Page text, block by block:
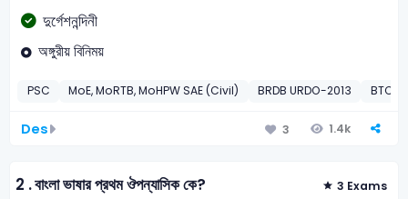
দুর্গেশনন্দিনী
অঙ্গুরীয় বিনিময়
PSC MoE, MoRTB, MoHPW SAE (Civil) BRDB URDO-2013 BTCL
Des 3 1.4k
2 .বাংলা ভাষার প্রথম ঔপন্যাসিক কে? 3 Exams